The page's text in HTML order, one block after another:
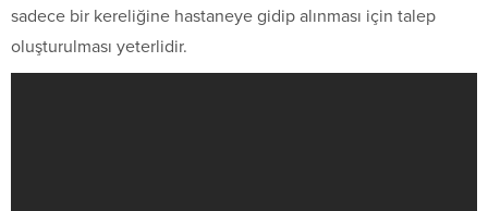
sadece bir kereliğine hastaneye gidip alınması için talep
oluşturulması yeterlidir.